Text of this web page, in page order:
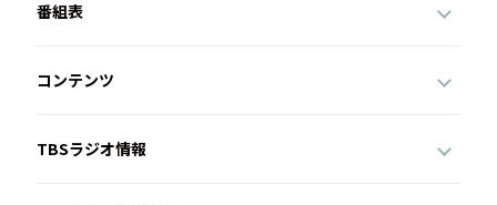
番組表
コンテンツ
TBSラジオ情報